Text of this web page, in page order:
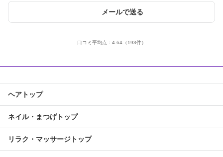
メールで送る
口コミ平均点： 4.64（193件）
ヘアトップ
ネイル・まつげトップ
リラク・マッサージトップ